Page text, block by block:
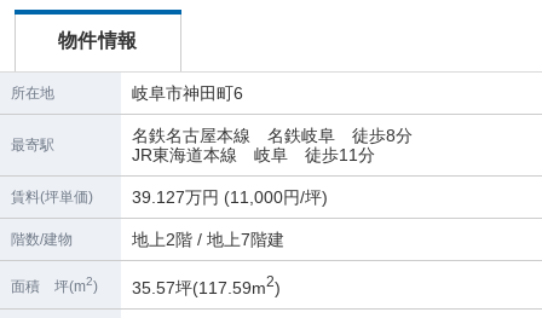
物件情報
所在地 岐阜市神田町6
最寄駅
名鉄名古屋本線 名鉄岐阜 徒歩8分
JR東海道本線 岐阜 徒歩11分
賃料(坪単価) 39.127万円 (11,000円/坪)
階数/建物 地上2階 / 地上7階建
面積 坪(m2) 35.57坪(117.59m2)